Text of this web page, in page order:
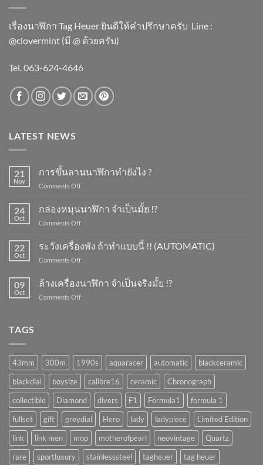
เรื่องนาฬิกา Tag Heuer ยินดีให้คำปรึกษาครับ ​Line :
@clovermint (มี @ ด้วยครับ)
Tel. 063-624-4646
LATEST NEWS
21
Nov
การขึ้นลานนาฬิกาทำยังไง ?
Comments Offon
ยัง
24
Oct
กล่องหมุนนาฬิกา จำเป็นมั้ย !?
Comments Offon
หมุน
!?
22
Oct
ระวังเครื่องพัง ถ้าทำแบบนี้ !! (AUTOMATIC)
Comments Offon
เครื่อง
09
Oct
ล้างเครื่องนาฬิกา จำเป็นจริงมั้ย !?
Comments Offon
มั้ย
!?
TAGS
43mm 300m 1990s aquaracer automatic
blackceramic
blackdial
boysize calibre16 ceramic
Chronograph
collectible
Diamond divers F1 Formula1
formula 1
fullset
gift greydial Hero lady ladypiece
Limited Edition
link
link men mop motherofpearl neovintage
Quartz
rare
sportluxury stainlesssteel tagheuer tag heuer